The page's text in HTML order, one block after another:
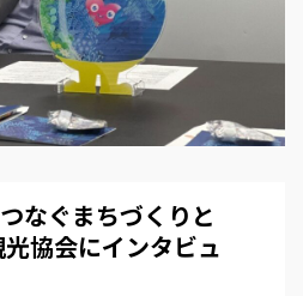
なぐまちづくりと
協会にインタビュ